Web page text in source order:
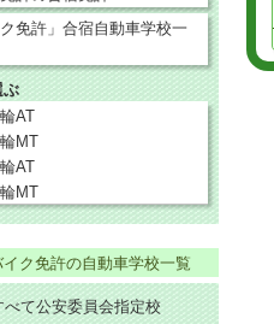
ク免許」合宿自動車学校一
ぶ
AT
MT
AT
MT
イク免許の自動車学校一覧
べて公安委員会指定校